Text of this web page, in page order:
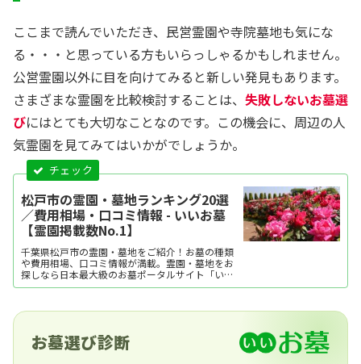
ここまで読んでいただき、民営霊園や寺院墓地も気にな
る・・・と思っている方もいらっしゃるかもしれません。
公営霊園以外に目を向けてみると新しい発見もあります。
さまざまな霊園を比較検討することは、 失敗しないお墓選
びにはとても大切なことなのです。この機会に、周辺の人
気霊園を見てみてはいかがでしょうか。
松戸市の霊園・墓地ランキング20選
／費用相場・口コミ情報 - いいお墓
【霊園掲載数No.1】
千葉県松戸市の霊園・墓地をご紹介！お墓の種類
や費用相場、口コミ情報が満載。霊園・墓地をお
探しなら日本最大級のお墓ポータルサイト「いい
お墓」にお任せください。資料請求・見学予約・
店の選び方など、お墓探しに役立つ情報も提供
お墓選び診断